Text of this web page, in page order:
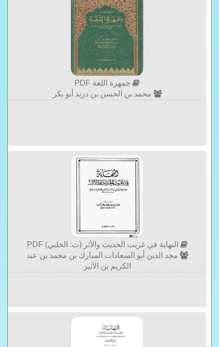
جمهرة اللغة PDF
محمد بن الحسن بن دريد أبو بكر
النهاية في غريب الحديث والأثر (ت: الحلبي) PDF
مجد الدين أبو السعادات المبارك بن محمد بن عبد
الكريم بن الأثير